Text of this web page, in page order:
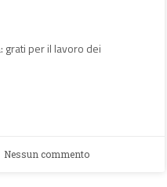
grati per il lavoro dei
Nessun commento